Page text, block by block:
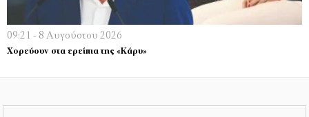
09:21 - 8 Αυγούστου 2026
Χορεύουν στα ερείπια της «Κάρυ»